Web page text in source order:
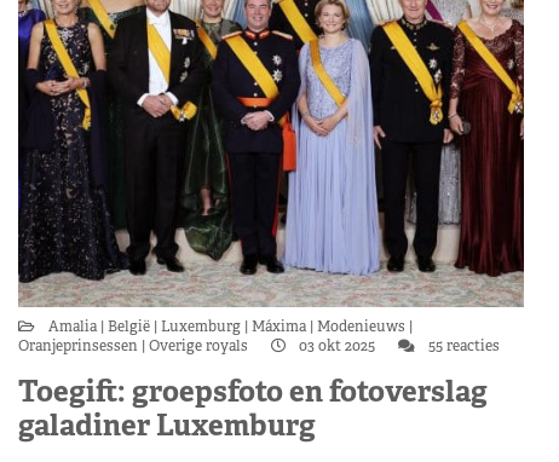
Amalia België Luxemburg Máxima Modenieuws
Oranjeprinsessen Overige royals 03 okt 2025 55 reacties
Toegift: groepsfoto en fotoverslag
galadiner Luxemburg